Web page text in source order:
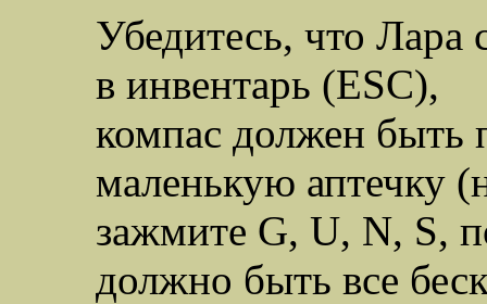
Убедитесь, что Лара
в инвентарь (ESC),
компас должен быть
маленькую аптечку
зажмите G, U, N, S,
должно быть все